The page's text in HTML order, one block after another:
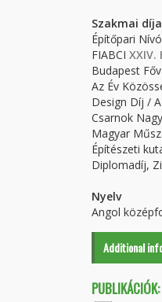
Szakmai
Építőpari
FIABCI XXIV.
Budapest
Az Év
Design Díj /
Csarnok
Magyar
Építészeti
Diplomadíj,
Nyelv
Angol
Additional
PUBLIKÁCIÓK: